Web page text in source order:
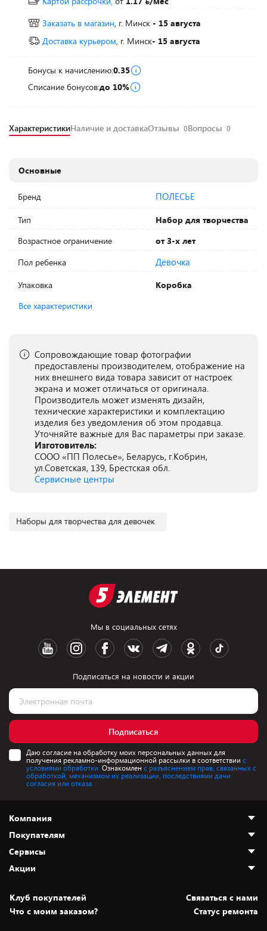
Заказать в магазин, г. Минск - 15 августа
Доставка курьером, г. Минск- 15 августа
Бонусы к начислению:0.35
Списание бонусов:до 10%
ХарактеристикиНаличие и доставкаОтзывы 0Вопросы 0
Основные
Бренд ПОЛЕСЬЕ
Тип
Набор для творчества
Возрастное ограничение
от 3-х лет
Пол ребенка
Девочка
Упаковка
Коробка
Все характеристики
Сопровождающие товар фотографии
предоставлены производителем, отображение на
них внешнего вида товара зависит от настроек
экрана и может отличаться от оригинала.
Производитель может изменять дизайн,
технические характеристики и комплектацию
изделия без уведомления об этом продавца.
Уточняйте важные для Вас параметры при заказе.
Изготовитель:
СООО «ПП Полесье», Беларусь, г.Кобрин,
ул.Советская, 139, Брестская обл.
Сервисные центры
Наборы для творчества для девочек
Мы в социальных сетях
Подписаться на новости и акции
Подписаться
Даю согласие на обработку моих персональных данных для
получения рекламно-информационной рассылки в соответствии с
условиями обработки. Ознакомлен с разъяснением прав, связанных с
обработкой, механизмом их реализации, последствиями дачи
согласия или отказа.
Компания
О нас
Адреса магазинов
Новости
Статьи и обзоры
Вакансии
Покупателям
Как сделать заказ
Оплата и доставка
Безналичный расчёт
Обмен и возврат товара
Сервисы
Установка техники
Для игровых консолей
Акции
Скидки и промокоды
Белорусские товары
Клуб покупателей
Cвязаться с нами
Что с моим заказом?
Статус ремонта